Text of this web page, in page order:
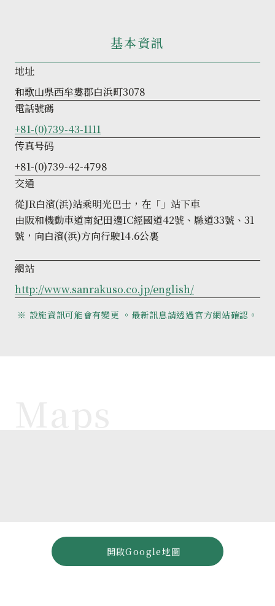
基本資訊
地址
和歌山県西牟婁郡白浜町3078
電話號碼
+81-(0)739-43-1111
传真号码
+81-(0)739-42-4798
交通
從JR白濱(浜)站乘明光巴士，在「」站下車
由阪和機動車道南紀田邊IC經國道42號、縣道33號、31
號，向白濱(浜)方向行駛14.6公裏
網站
http://www.sanrakuso.co.jp/english/
※ 設施資訊可能會有變更 。最新訊息請透過官方網站確認。
開啟Google地圖